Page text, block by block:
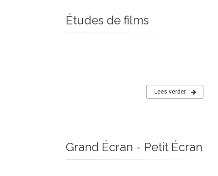
Études de films
Lees verder
Grand Écran - Petit Écran